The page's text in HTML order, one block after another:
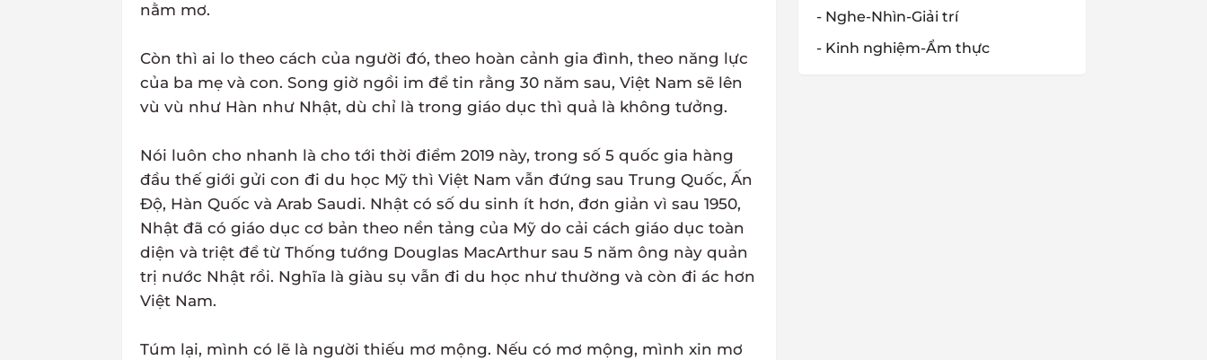
nằm mơ.
Còn thì ai lo theo cách của người đó, theo hoàn cảnh gia đình, theo năng lực
của ba mẹ và con. Song giờ ngồi im để tin rằng 30 năm sau, Việt Nam sẽ lên
vù vù như Hàn như Nhật, dù chỉ là trong giáo dục thì quả là không tưởng.
Nói luôn cho nhanh là cho tới thời điểm 2019 này, trong số 5 quốc gia hàng
đầu thế giới gửi con đi du học Mỹ thì Việt Nam vẫn đứng sau Trung Quốc, Ấn
Độ, Hàn Quốc và Arab Saudi. Nhật có số du sinh ít hơn, đơn giản vì sau 1950,
Nhật đã có giáo dục cơ bản theo nền tảng của Mỹ do cải cách giáo dục toàn
diện và triệt để từ Thống tướng Douglas MacArthur sau 5 năm ông này quản
trị nước Nhật rồi. Nghĩa là giàu sụ vẫn đi du học như thường và còn đi ác hơn
Việt Nam.
Túm lại, mình có lẽ là người thiếu mơ mộng. Nếu có mơ mộng, mình xin mơ
- Nghe-Nhìn-Giải trí
- Kinh nghiệm-Ẩm thực